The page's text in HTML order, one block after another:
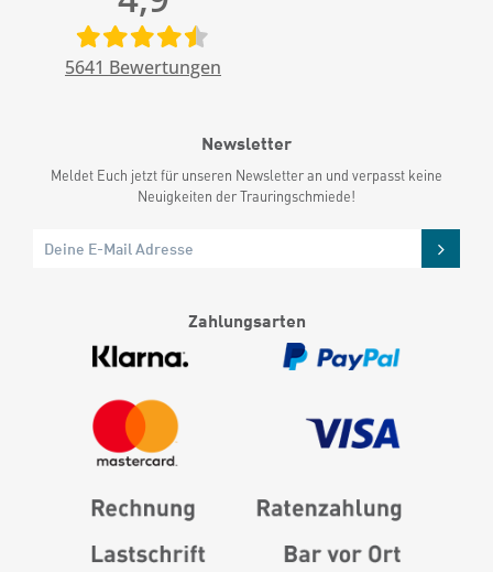
5641 Bewertungen
Newsletter
Meldet Euch jetzt für unseren Newsletter an und verpasst keine
Neuigkeiten der Trauringschmiede!
Zahlungsarten